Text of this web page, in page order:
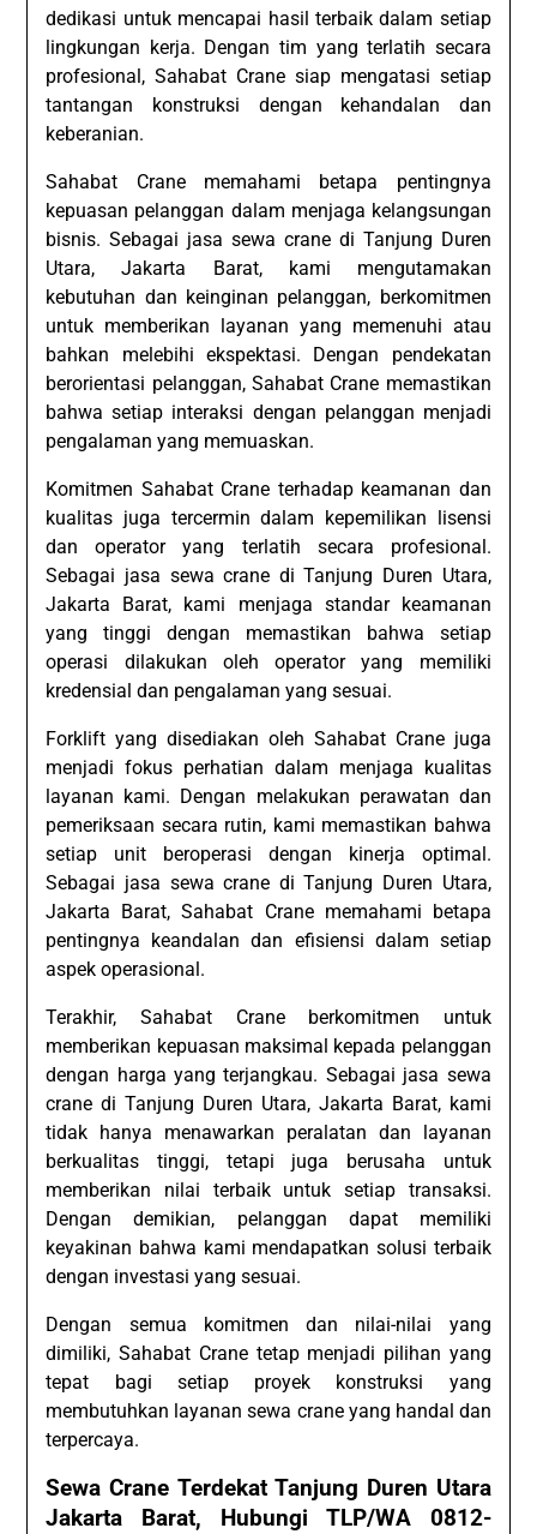
dedikasi untuk mencapai hasil terbaik dalam setiap
lingkungan kerja. Dengan tim yang terlatih secara
profesional, Sahabat Crane siap mengatasi setiap
tantangan konstruksi dengan kehandalan dan
keberanian.
Sahabat Crane memahami betapa pentingnya
kepuasan pelanggan dalam menjaga kelangsungan
bisnis. Sebagai jasa sewa crane di Tanjung Duren
Utara, Jakarta Barat, kami mengutamakan
kebutuhan dan keinginan pelanggan, berkomitmen
untuk memberikan layanan yang memenuhi atau
bahkan melebihi ekspektasi. Dengan pendekatan
berorientasi pelanggan, Sahabat Crane memastikan
bahwa setiap interaksi dengan pelanggan menjadi
pengalaman yang memuaskan.
Komitmen Sahabat Crane terhadap keamanan dan
kualitas juga tercermin dalam kepemilikan lisensi
dan operator yang terlatih secara profesional.
Sebagai jasa sewa crane di Tanjung Duren Utara,
Jakarta Barat, kami menjaga standar keamanan
yang tinggi dengan memastikan bahwa setiap
operasi dilakukan oleh operator yang memiliki
kredensial dan pengalaman yang sesuai.
Forklift yang disediakan oleh Sahabat Crane juga
menjadi fokus perhatian dalam menjaga kualitas
layanan kami. Dengan melakukan perawatan dan
pemeriksaan secara rutin, kami memastikan bahwa
setiap unit beroperasi dengan kinerja optimal.
Sebagai jasa sewa crane di Tanjung Duren Utara,
Jakarta Barat, Sahabat Crane memahami betapa
pentingnya keandalan dan efisiensi dalam setiap
aspek operasional.
Terakhir, Sahabat Crane berkomitmen untuk
memberikan kepuasan maksimal kepada pelanggan
dengan harga yang terjangkau. Sebagai jasa sewa
crane di Tanjung Duren Utara, Jakarta Barat, kami
tidak hanya menawarkan peralatan dan layanan
berkualitas tinggi, tetapi juga berusaha untuk
memberikan nilai terbaik untuk setiap transaksi.
Dengan demikian, pelanggan dapat memiliki
keyakinan bahwa kami mendapatkan solusi terbaik
dengan investasi yang sesuai.
Dengan semua komitmen dan nilai-nilai yang
dimiliki, Sahabat Crane tetap menjadi pilihan yang
tepat bagi setiap proyek konstruksi yang
membutuhkan layanan sewa crane yang handal dan
terpercaya.
Sewa Crane Terdekat Tanjung Duren Utara
Jakarta Barat, Hubungi TLP/WA 0812-